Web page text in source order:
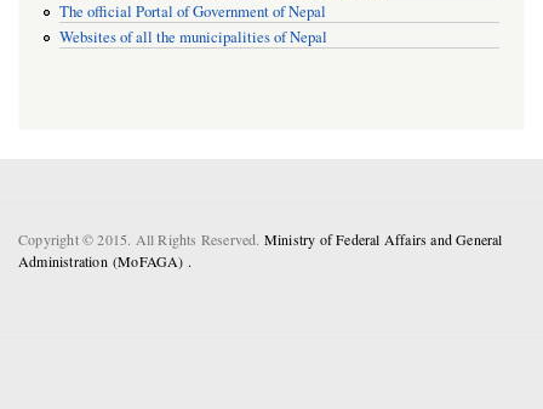
The official Portal of Government of Nepal
Websites of all the municipalities of Nepal
Copyright © 2015. All Rights Reserved. Ministry of Federal Affairs and General
Administration (MoFAGA) .